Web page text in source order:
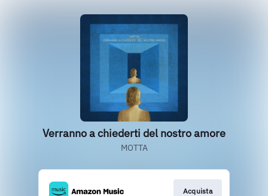
Verranno a chiederti del nostro amore
MOTTA
Acquista